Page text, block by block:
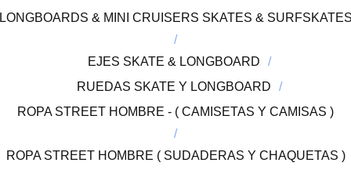
& MINI CRUISERS SKATES &
EJES SKATE & LONGBOARD
RUEDAS SKATE Y LONGBOARD
ROPA STREET HOMBRE - ( CAMISETAS Y CAMISAS )
ROPA STREET HOMBRE ( SUDADERAS Y CHAQUETAS )